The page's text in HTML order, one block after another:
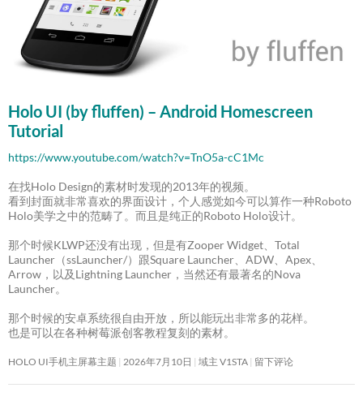
Holo UI (by fluffen) – Android Homescreen
Tutorial
https://www.youtube.com/watch?v=TnO5a-cC1Mc
在找Holo Design的素材时发现的2013年的视频。
看到封面就非常喜欢的界面设计，个人感觉如今可以算作一种Roboto
Holo美学之中的范畴了。而且是纯正的Roboto Holo设计。
那个时候KLWP还没有出现，但是有Zooper Widget、Total
Launcher（ssLauncher/）跟Square Launcher、ADW、Apex、
Arrow，以及Lightning Launcher，当然还有最著名的Nova
Launcher。
那个时候的安卓系统很自由开放，所以能玩出非常多的花样。
也是可以在各种树莓派创客教程复刻的素材。
HOLO UI手机主屏幕主题 2026年7月10日 域主 V1STA 留下评论